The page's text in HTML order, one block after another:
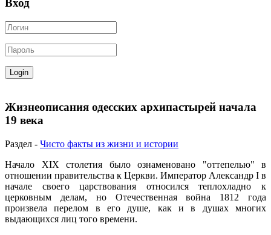
Вход
Жизнеописания одесских архипастырей начала
19 века
Раздел - Чисто факты из жизни и истории
Начало XIX столетия было ознаменовано "оттепелью" в
отношении правительства к Церкви. Император Александр I в
начале своего царствования относился теплохладно к
церковным делам, но Отечественная война 1812 года
произвела перелом в его душе, как и в душах многих
выдающихся лиц того времени.